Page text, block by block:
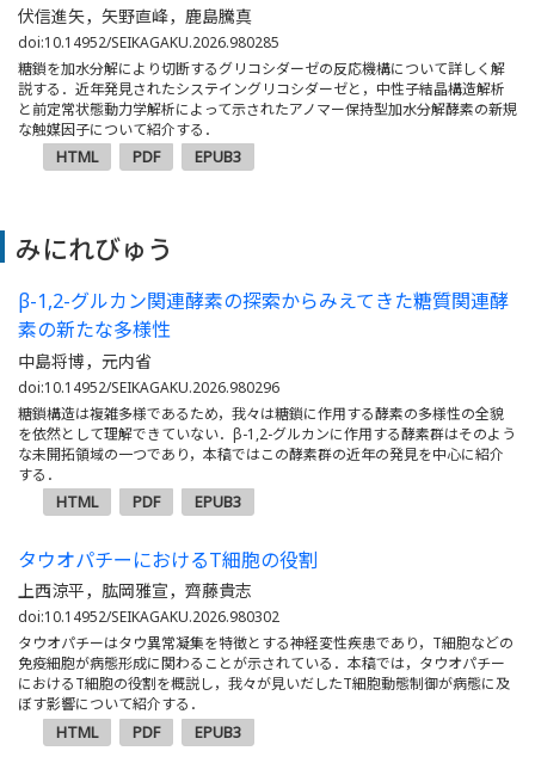
伏信進矢，矢野直峰，鹿島騰真
doi:10.14952/SEIKAGAKU.2026.980285
糖鎖を加水分解により切断するグリコシダーゼの反応機構について詳しく解
説する．近年発見されたシステイングリコシダーゼと，中性子結晶構造解析
と前定常状態動力学解析によって示されたアノマー保持型加水分解酵素の新規
な触媒因子について紹介する．
HTML PDF EPUB3
みにれびゅう
β-1,2-グルカン関連酵素の探索からみえてきた糖質関連酵
素の新たな多様性
中島将博，元内省
doi:10.14952/SEIKAGAKU.2026.980296
糖鎖構造は複雑多様であるため，我々は糖鎖に作用する酵素の多様性の全貌
を依然として理解できていない．β-1,2-グルカンに作用する酵素群はそのよう
な未開拓領域の一つであり，本稿ではこの酵素群の近年の発見を中心に紹介
する．
HTML PDF EPUB3
タウオパチーにおけるT細胞の役割
上西涼平，肱岡雅宣，齊藤貴志
doi:10.14952/SEIKAGAKU.2026.980302
タウオパチーはタウ異常凝集を特徴とする神経変性疾患であり，T細胞などの
免疫細胞が病態形成に関わることが示されている．本稿では，タウオパチー
におけるT細胞の役割を概説し，我々が見いだしたT細胞動態制御が病態に及
ぼす影響について紹介する．
HTML PDF EPUB3